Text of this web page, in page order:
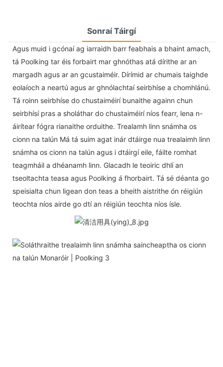
Sonraí Táirgí
Agus muid i gcónaí ag iarraidh barr feabhais a bhaint amach,
tá Poolking tar éis forbairt mar ghnóthas atá dírithe ar an
margadh agus ar an gcustaiméir. Dírímid ar chumais taighde
eolaíoch a neartú agus ar ghnólachtaí seirbhíse a chomhlánú.
Tá roinn seirbhíse do chustaiméirí bunaithe againn chun
seirbhísí pras a sholáthar do chustaiméirí níos fearr, lena n-
áirítear fógra rianaithe orduithe. Trealamh linn snámha os
cionn na talún Má tá suim agat inár dtáirge nua trealaimh linn
snámha os cionn na talún agus i dtáirgí eile, fáilte romhat
teagmháil a dhéanamh linn. Glacadh le teoiric dhlí an
tseoltachta teasa agus Poolking á fhorbairt. Tá sé déanta go
speisialta chun ligean don teas a bheith aistrithe ón réigiún
teochta níos airde go dtí an réigiún teochta níos ísle.